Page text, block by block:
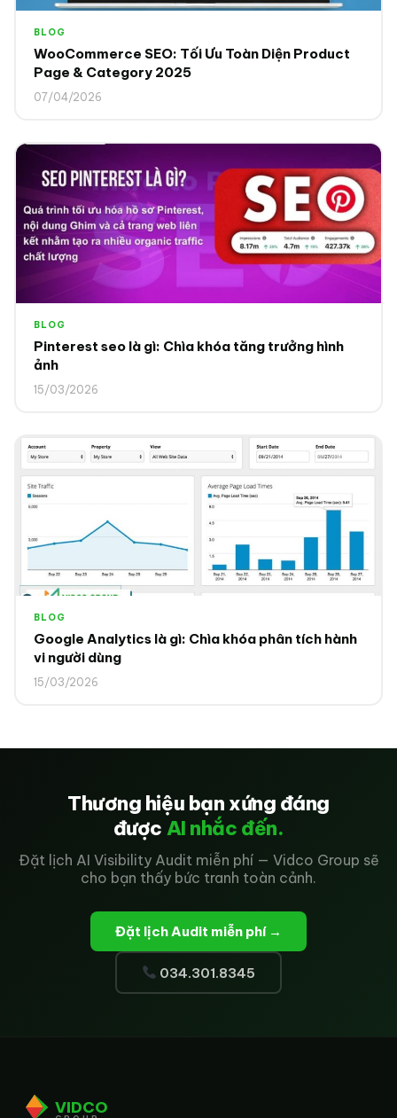
BLOG
WooCommerce SEO: Tối Ưu Toàn Diện Product
Page & Category 2025
07/04/2026
BLOG
Pinterest seo là gì: Chìa khóa tăng trưởng hình
ảnh
15/03/2026
BLOG
Google Analytics là gì: Chìa khóa phân tích hành
vi người dùng
15/03/2026
Thương hiệu bạn xứng đáng
được AI nhắc đến.
Đặt lịch AI Visibility Audit miễn phí — Vidco Group sẽ
cho bạn thấy bức tranh toàn cảnh.
Đặt lịch Audit miễn phí →
034.301.8345
VIDCO